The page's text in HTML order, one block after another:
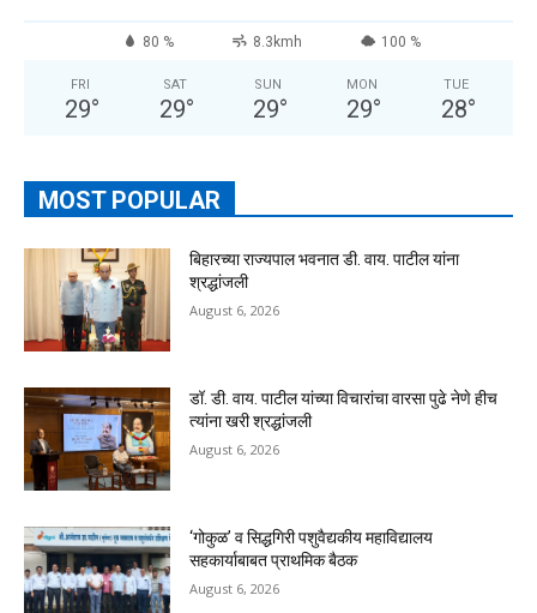
80 % 8.3kmh 100 %
FRI
29°
SAT
29°
SUN
29°
MON
29°
TUE
28°
MOST POPULAR
बिहारच्या राज्यपाल भवनात डी. वाय. पाटील यांना
श्रद्धांजली
August 6, 2026
डॉ. डी. वाय. पाटील यांच्या विचारांचा वारसा पुढे नेणे हीच
त्यांना खरी श्रद्धांजली
August 6, 2026
‘गोकुळ’ व सिद्धगिरी पशुवैद्यकीय महाविद्यालय
सहकार्याबाबत प्राथमिक बैठक
August 6, 2026